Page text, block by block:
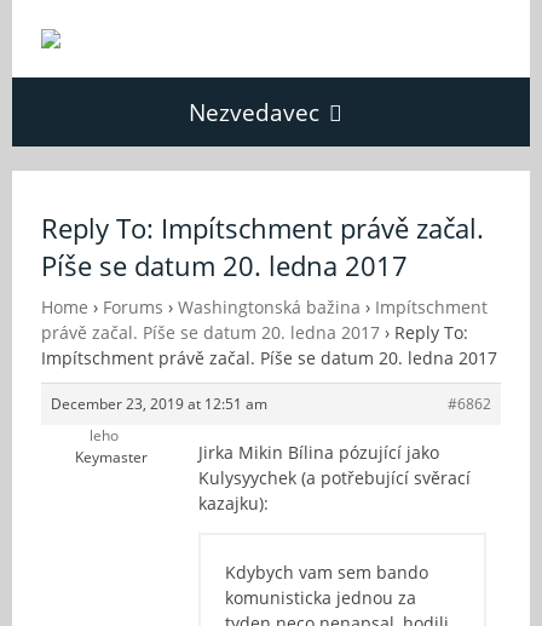
Nezvedavec
Fórum
O Nezvědavci
Reply To: Impítschment právě začal.
Píše se datum 20. ledna 2017
Home › Forums › Washingtonská bažina › Impítschment
právě začal. Píše se datum 20. ledna 2017 › Reply To:
Impítschment právě začal. Píše se datum 20. ledna 2017
December 23, 2019 at 12:51 am
#6862
leho
Keymaster
Jirka Mikin Bílina pózující jako
Kulysyychek (a potřebující svěrací
kazajku):
Kdybych vam sem bando
komunisticka jednou za